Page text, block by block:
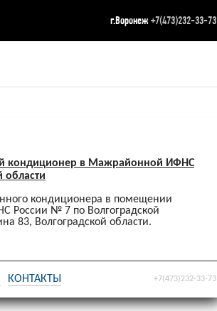
г.Воронеж+7(473)232-33-73
кондиционер в Мажрайонной ИФНС
области
кондиционера в помещении
России № 7 по Волгоградской
83, Волгоградской области.
КОНТАКТЫ +7(473)232-33-73